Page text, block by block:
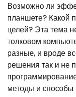
Возможно ли
планшете? Какой
целей? Эта тема
толковом
разные, и вроде
решения так и не
методы и способы